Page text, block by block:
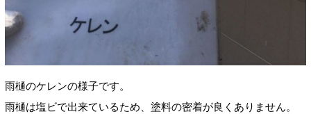
雨樋のケレンの様子です。
雨樋は塩ビで出来ているため、塗料の密着が良くありません。